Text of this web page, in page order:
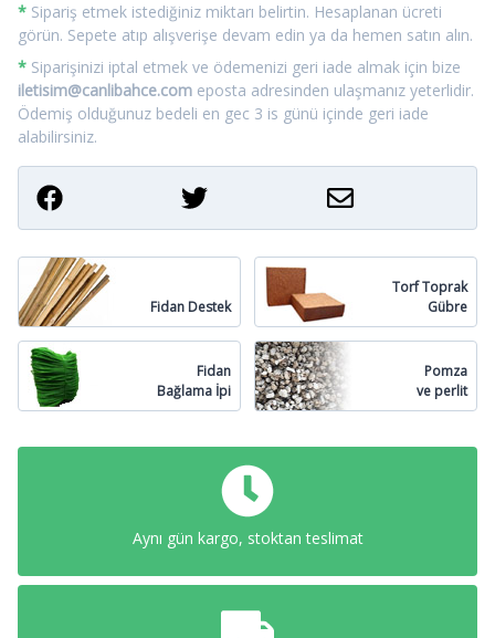
* Sipariş etmek istediğiniz miktarı belirtin. Hesaplanan ücreti
görün. Sepete atıp alışverişe devam edin ya da hemen satın alın.
* Siparişinizi iptal etmek ve ödemenizi geri iade almak için bize
iletisim@canlibahce.com eposta adresinden ulaşmanız yeterlidir.
Ödemiş olduğunuz bedeli en gec 3 is günü içinde geri iade
alabilirsiniz.
Fidan Destek
Torf Toprak
Gübre
Fidan
Bağlama İpi
Pomza
ve perlit
Aynı gün kargo, stoktan teslimat